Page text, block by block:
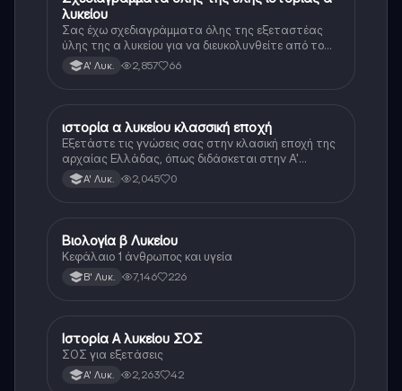
λυκείου
Σας έχω σχεδιαγράμματα όλης της εξεταστέας
ύλης της α λυκείου για να διευκολυνθείτε από το
τεράστιο βάρος του βιβλίου
Α' Λυκ. 2,857 66
Ιστορία
ιστορία α λυκείου κλασσική εποχή
Εξετάστε τις γνώσεις σας στην κλασική εποχή της
αρχαίας Ελλάδας, όπως διδάσκεται στην Α'
Λυκείου.Α' Λυκ. 2,045 0
Βιολογία
Βιολογία β Λυκείου
Κεφάλαιο 1 άνθρωπος και υγεία
Β' Λυκ. 7,146 226
Ιστορία
Ιστορία Α λυκείου ΣΟΣ
ΣΟΣ για εξετάσεις
Α' Λυκ. 2,263 42